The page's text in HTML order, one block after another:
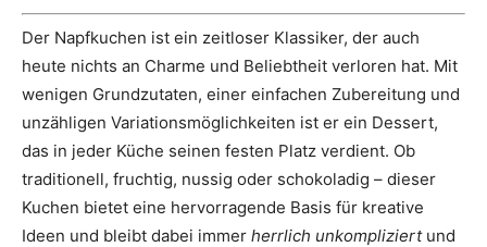
Der Napfkuchen ist ein zeitloser Klassiker, der auch
heute nichts an Charme und Beliebtheit verloren hat. Mit
wenigen Grundzutaten, einer einfachen Zubereitung und
unzähligen Variationsmöglichkeiten ist er ein Dessert,
das in jeder Küche seinen festen Platz verdient. Ob
traditionell, fruchtig, nussig oder schokoladig – dieser
Kuchen bietet eine hervorragende Basis für kreative
Ideen und bleibt dabei immer herrlich unkompliziertund